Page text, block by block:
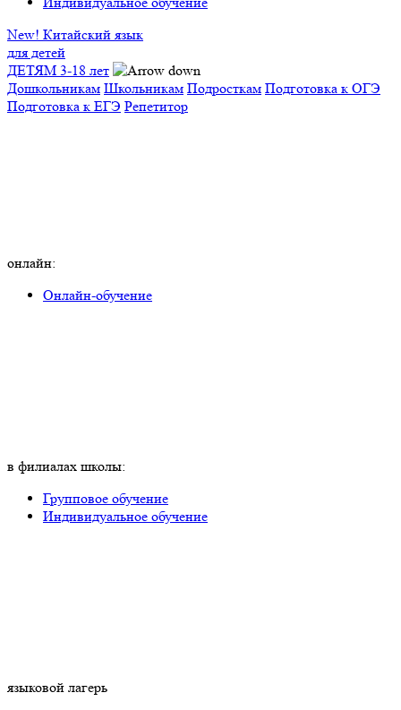
New! Китайский язык
для детей
ДЕТЯМ 3-18 лет
Дошкольникам Школьникам Подросткам Подготовка к ОГЭ
Подготовка к ЕГЭ Репетитор
онлайн:
Онлайн-обучение
в филиалах школы:
Групповое обучение
Индивидуальное обучение
языковой лагерь